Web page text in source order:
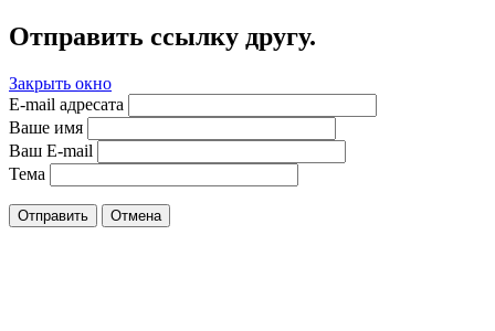
Отправить ссылку другу.
Закрыть окно
E-mail адресата
Ваше имя
Ваш E-mail
Тема
Отправить Отмена